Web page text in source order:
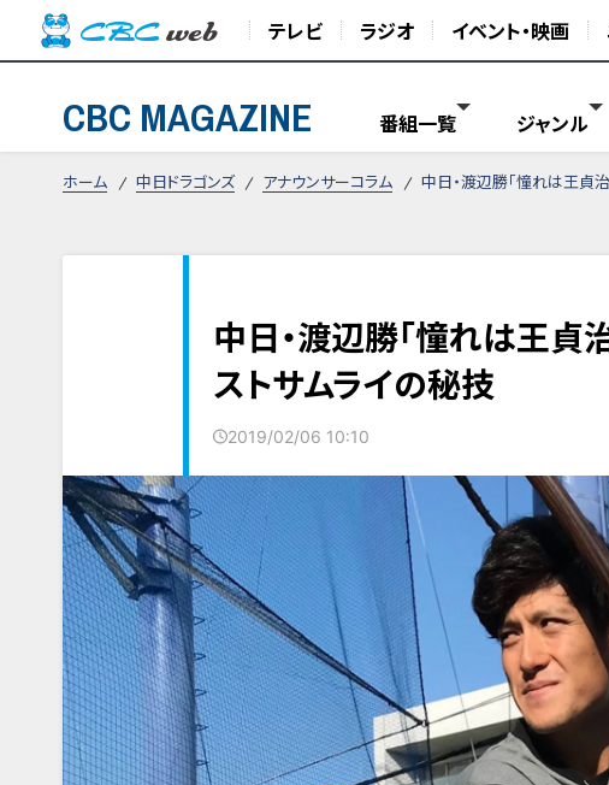
テレビ ラジオ イベント・映画
CBC MAGAZINE 番組一覧 ジャンル
ホーム 中日ドラゴンズ アナウンサーコラム 中日・渡辺勝「憧れは王貞
中日・渡辺勝「憧れは王貞
ストサムライの秘技
2019/02/06 10:10